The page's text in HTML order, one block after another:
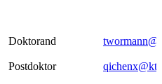
Doktorand
Postdoktor